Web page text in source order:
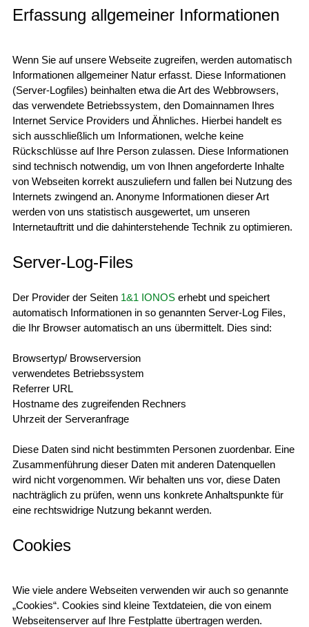
Erfassung allgemeiner Informationen
Wenn Sie auf unsere Webseite zugreifen, werden automatisch
Informationen allgemeiner Natur erfasst. Diese Informationen
(Server-Logfiles) beinhalten etwa die Art des Webbrowsers,
das verwendete Betriebssystem, den Domainnamen Ihres
Internet Service Providers und Ähnliches. Hierbei handelt es
sich ausschließlich um Informationen, welche keine
Rückschlüsse auf Ihre Person zulassen. Diese Informationen
sind technisch notwendig, um von Ihnen angeforderte Inhalte
von Webseiten korrekt auszuliefern und fallen bei Nutzung des
Internets zwingend an. Anonyme Informationen dieser Art
werden von uns statistisch ausgewertet, um unseren
Internetauftritt und die dahinterstehende Technik zu optimieren.
Server-Log-Files
Der Provider der Seiten 1&1 IONOS erhebt und speichert
automatisch Informationen in so genannten Server-Log Files,
die Ihr Browser automatisch an uns übermittelt. Dies sind:
Browsertyp/ Browserversion
verwendetes Betriebssystem
Referrer URL
Hostname des zugreifenden Rechners
Uhrzeit der Serveranfrage
Diese Daten sind nicht bestimmten Personen zuordenbar. Eine
Zusammenführung dieser Daten mit anderen Datenquellen
wird nicht vorgenommen. Wir behalten uns vor, diese Daten
nachträglich zu prüfen, wenn uns konkrete Anhaltspunkte für
eine rechtswidrige Nutzung bekannt werden.
Cookies
Wie viele andere Webseiten verwenden wir auch so genannte
„Cookies“. Cookies sind kleine Textdateien, die von einem
Webseitenserver auf Ihre Festplatte übertragen werden.